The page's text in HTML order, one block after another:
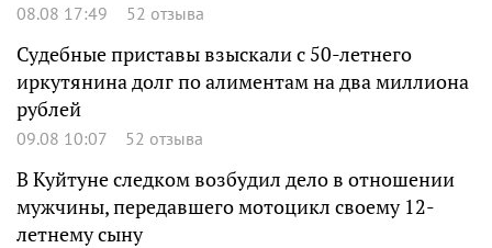
08.08 17:49 52 отзыва
Судебные приставы взыскали с 50-летнего
иркутянина долг по алиментам на два миллиона
рублей
09.08 10:07 52 отзыва
В Куйтуне следком возбудил дело в отношении
мужчины, передавшего мотоцикл своему 12-
летнему сыну